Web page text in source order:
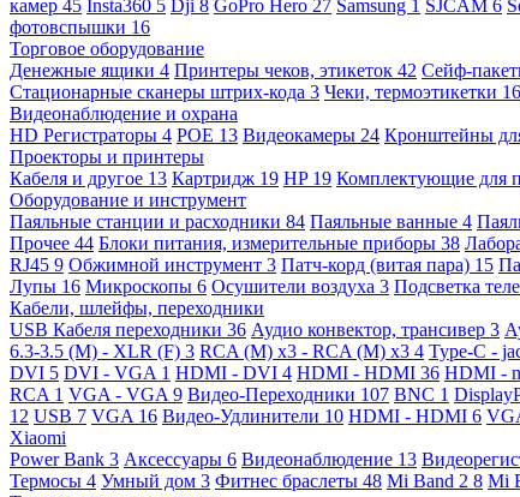
камер 45 Insta360 5 Dji 8 GoPro Hero 27 Samsung 1 SJCAM 6
фотовспышки 16
Торговое оборудование
Денежные ящики 4 Принтеры чеков, этикеток 42 Сейф-
Стационарные сканеры штрих-кода 3 Чеки, термоэтикетки 16
Видеонаблюдение и охрана
HD Регистраторы 4 POE 13 Видеокамеры 24 Кронштейны
Проекторы и принтеры
Кабеля и другое 13 Картридж 19 HP 19 Комплектующие для
Оборудование и инструмент
Паяльные станции и расходники 84 Паяльные ванные 4
Прочее 44 Блоки питания, измерительные приборы 38
RJ45 9 Обжимной инструмент 3 Патч-корд (витая пара) 15
Лупы 16 Микроскопы 6 Осушители воздуха 3 Подсветка
Кабели, шлейфы, переходники
USB Кабеля переходники 36 Аудио конвектор, трансивер 3
6.3-3.5 (M) - XLR (F) 3 RCA (M) x3 - RCA (M) x3 4 Type-C -
DVI 5 DVI - VGA 1 HDMI - DVI 4 HDMI - HDMI 36 HDMI -
RCA 1 VGA - VGA 9 Видео-Переходники 107 BNC 1
12 USB 7 VGA 16 Видео-Удлинители 10 HDMI - HDMI 6
Xiaomi
Power Bank 3 Аксессуары 6 Видеонаблюдение 13
Термосы 4 Умный дом 3 Фитнес браслеты 48 Mi Band 2 8 Mi